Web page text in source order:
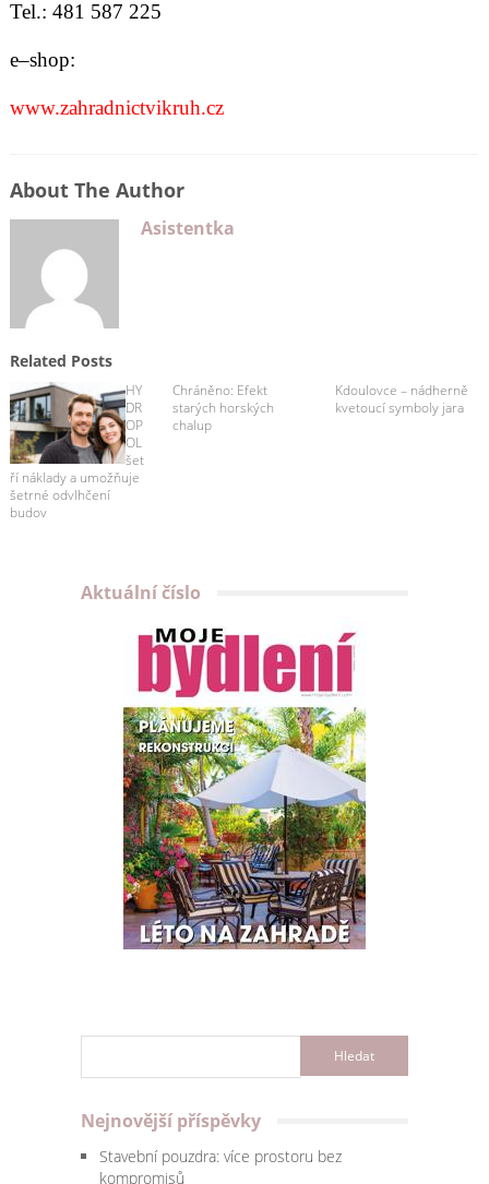
Tel.: 481 587 225
e–shop:
www.zahradnictvikruh.cz
About The Author
Asistentka
Related Posts
HY
DR
OP
OL
šet
ří náklady a umožňuje
šetrné odvlhčení
budov
Chráněno: Efekt
starých horských
chalup
Kdoulovce – nádherně
kvetoucí symboly jara
Aktuální číslo
Nejnovější příspěvky
Stavební pouzdra: více prostoru bez
kompromisů